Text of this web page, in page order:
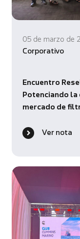
05 de marzo de
Corporativo
Encuentro
Potenciando la
mercado de
Ver nota